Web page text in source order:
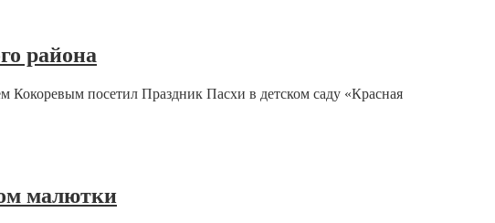
района
Кокоревым посетил Праздник Пасхи в детском саду «Красная
малютки